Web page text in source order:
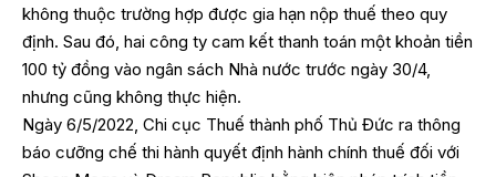
không thuộc trường hợp được gia hạn nộp thuế theo quy
định. Sau đó, hai công ty cam kết thanh toán một khoản tiền
100 tỷ đồng vào ngân sách Nhà nước trước ngày 30/4,
nhưng cũng không thực hiện.
Ngày 6/5/2022, Chi cục Thuế thành phố Thủ Đức ra thông
báo cưỡng chế thi hành quyết định hành chính thuế đối với